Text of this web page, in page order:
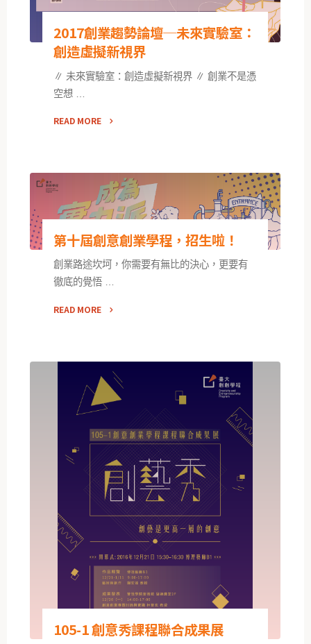
2017創業趨勢論壇─未來實驗室：
創造虛擬新視界
∥ 未來實驗室：創造虛擬新視界 ∥ 創業不是憑
空想 …
READ MORE
第十屆創意創業學程，招生啦！
創業路途坎坷，你需要有無比的決心，更要有
徹底的覺悟 …
READ MORE
105-1 創意秀課程聯合成果展